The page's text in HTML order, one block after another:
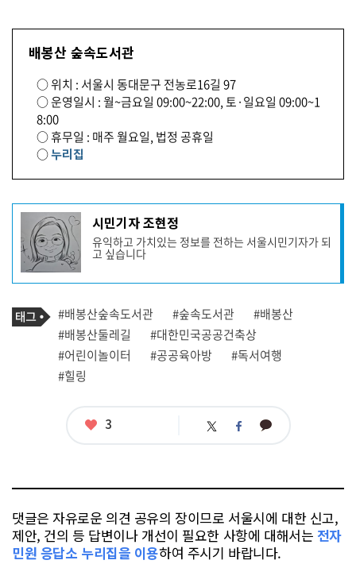
배봉산 숲속도서관
○ 위치 : 서울시 동대문구 전농로16길 97
○ 운영일시 : 월~금요일 09:00~22:00, 토·일요일 09:00~1
8:00
○ 휴무일 : 매주 월요일, 법정 공휴일
○누리집
기
사
작
성
자
프
필
시민기자 조현정
유익하고 가치있는 정보를 전하는 서울시민기자가 되
고 싶습니다
기
사
관
련
태
그
태
그
#배봉산숲속도서관 #숲속도서관
#배봉산
#배봉산둘레길
#대한민국공공건축상
#어린이놀이터
#공공육아방
#독서여행
#힐링
좋
3 트 페 카
댓글은 자유로운 의견 공유의 장이므로 서울시에 대한 신고,
제안, 건의 등 답변이나 개선이 필요한 사항에 대해서는 전자
민원 응답소 누리집을 이용하여 주시기 바랍니다.